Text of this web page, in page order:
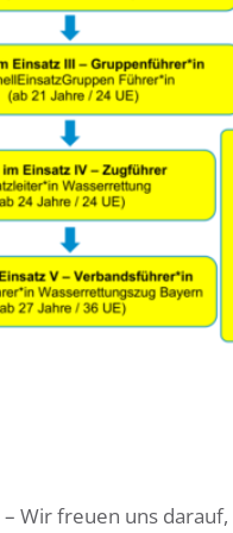
– Wir freuen uns darauf,